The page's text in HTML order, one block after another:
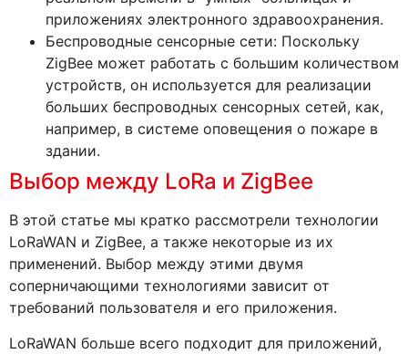
приложениях электронного здравоохранения.
Беспроводные сенсорные сети: Поскольку
ZigBee может работать с большим количеством
устройств, он используется для реализации
больших беспроводных сенсорных сетей, как,
например, в системе оповещения о пожаре в
здании.
Выбор между LoRa и ZigBee
В этой статье мы кратко рассмотрели технологии
LoRaWAN и ZigBee, а также некоторые из их
применений. Выбор между этими двумя
соперничающими технологиями зависит от
требований пользователя и его приложения.
LoRaWAN больше всего подходит для приложений,